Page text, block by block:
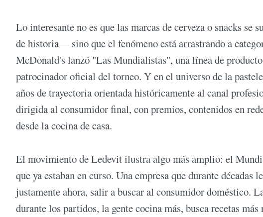
Lo interesante no es que las marcas de cerveza o snacks
de historia— sino que el fenómeno está arrastrando a
McDonald's lanzó "Las Mundialistas", una línea de
patrocinador oficial del torneo. Y en el universo de la
años de trayectoria orientada históricamente al canal
dirigida al consumidor final, con premios, contenidos en
desde la cocina de casa.
El movimiento de Ledevit ilustra algo más amplio: el
que ya estaban en curso. Una empresa que durante décadas
justamente ahora, salir a buscar al consumidor doméstico.
durante los partidos, la gente cocina más, busca recetas